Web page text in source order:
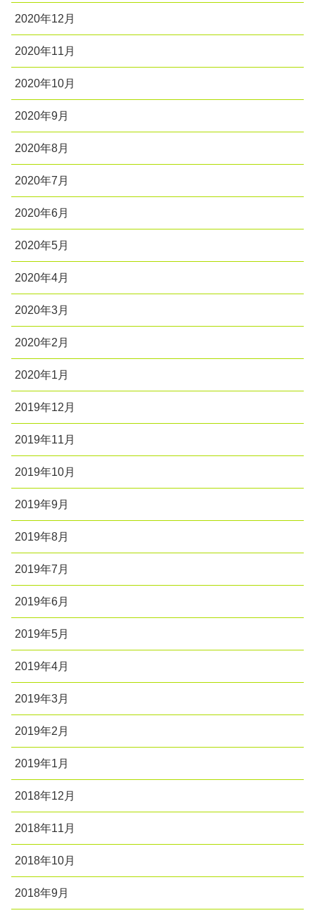
2020年12月
2020年11月
2020年10月
2020年9月
2020年8月
2020年7月
2020年6月
2020年5月
2020年4月
2020年3月
2020年2月
2020年1月
2019年12月
2019年11月
2019年10月
2019年9月
2019年8月
2019年7月
2019年6月
2019年5月
2019年4月
2019年3月
2019年2月
2019年1月
2018年12月
2018年11月
2018年10月
2018年9月